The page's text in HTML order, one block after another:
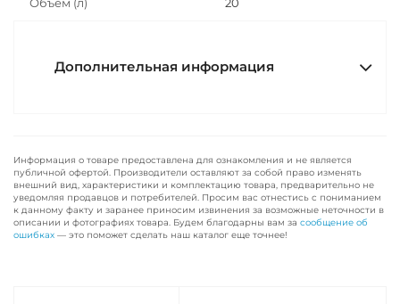
Дополнительная информация
Информация о товаре предоставлена для ознакомления и не является
публичной офертой. Производители оставляют за собой право изменять
внешний вид, характеристики и комплектацию товара, предварительно не
уведомляя продавцов и потребителей. Просим вас отнестись с пониманием
к данному факту и заранее приносим извинения за возможные неточности в
описании и фотографиях товара. Будем благодарны вам за сообщение об
ошибках — это поможет сделать наш каталог еще точнее!